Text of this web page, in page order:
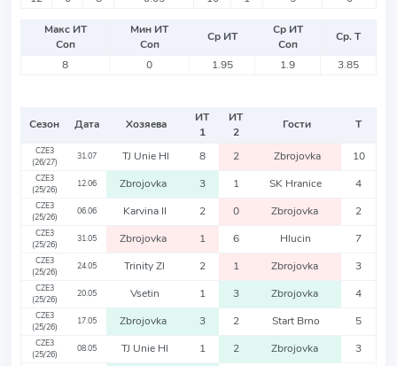
Макс ИТ
Соп
Мин ИТ
Соп
Ср ИТ
Ср ИТ
Соп
Ср. Т
8
0 1.95 1.9 3.85
Сезон Дата Хозяева
ИТ
1
ИТ
2
Гости Т
CZE3
(26/27)
31.07 TJ Unie Hl 8 2 Zbrojovka 10
CZE3
(25/26)
12.06 Zbrojovka 3 1 SK Hranice 4
CZE3
(25/26)
06.06 Karvina II 2 0 Zbrojovka 2
CZE3
(25/26)
31.05 Zbrojovka 1 6 Hlucin 7
CZE3
(25/26)
24.05 Trinity Zl 2 1 Zbrojovka 3
CZE3
(25/26)
20.05 Vsetin 1 3 Zbrojovka 4
CZE3
(25/26)
17.05 Zbrojovka 3 2 Start Brno 5
CZE3
(25/26)
08.05 TJ Unie Hl 1 2 Zbrojovka 3